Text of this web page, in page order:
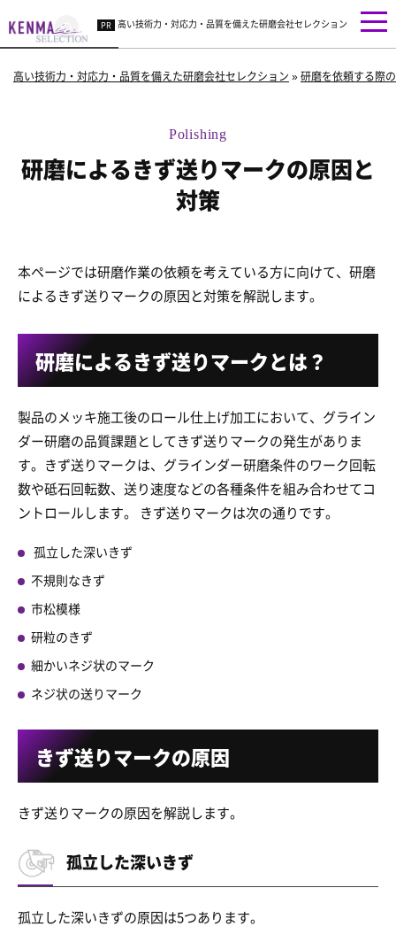
高い技術力・対応力・品質を備えた研磨会社セレクション
高い技術力・対応力・品質を備えた研磨会社セレクション »研磨を依頼する際
研磨によるきず送りマークの原因と
対策
本ページでは研磨作業の依頼を考えている方に向けて、研磨
によるきず送りマークの原因と対策を解説します。
研磨によるきず送りマークとは？
製品のメッキ施工後のロール仕上げ加工において、グライン
ダー研磨の品質課題としてきず送りマークの発生がありま
す。きず送りマークは、グラインダー研磨条件のワーク回転
数や砥石回転数、送り速度などの各種条件を組み合わせてコ
ントロールします。 きず送りマークは次の通りです。
孤立した深いきず
不規則なきず
市松模様
研粒のきず
細かいネジ状のマーク
ネジ状の送りマーク
きず送りマークの原因
きず送りマークの原因を解説します。
孤立した深いきず
孤立した深いきずの原因は5つあります。